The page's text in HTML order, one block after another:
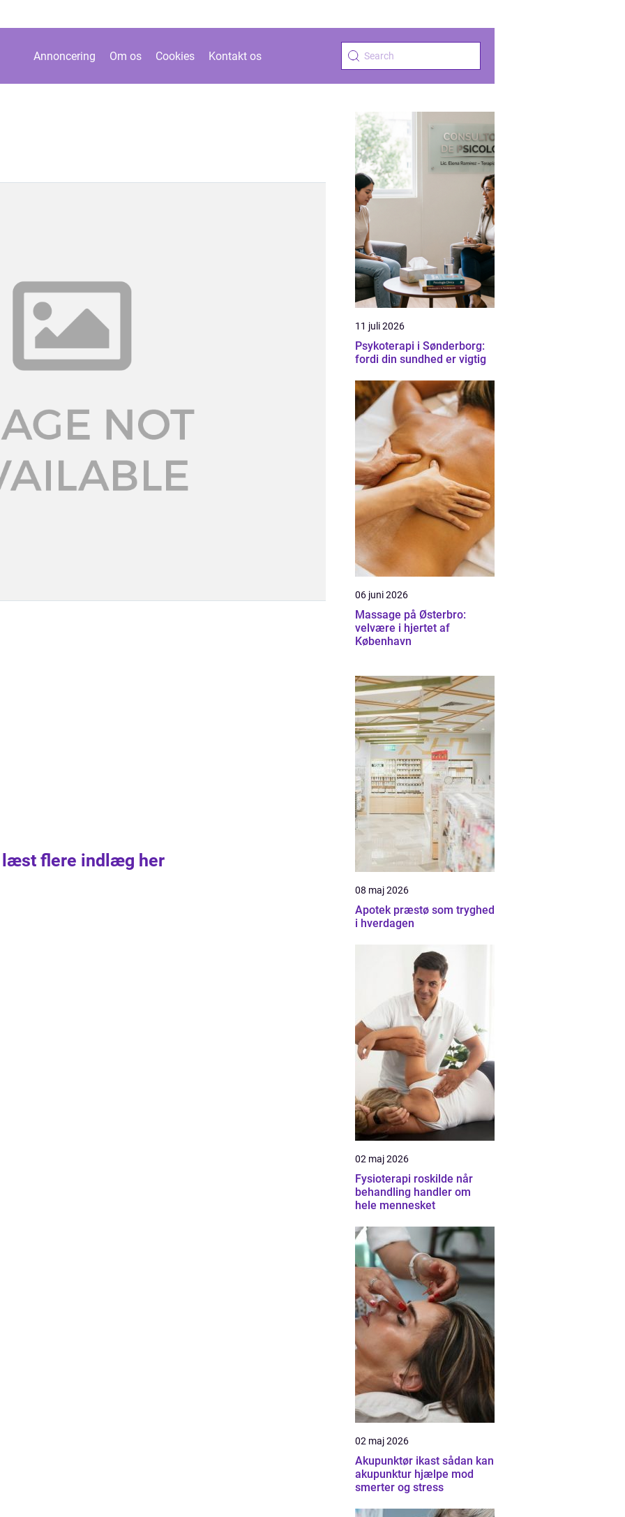
Annoncering Om os Cookies Kontakt os
læst flere indlæg her
11 juli 2026
Psykoterapi i Sønderborg:
fordi din sundhed er vigtig
06 juni 2026
Massage på Østerbro:
velvære i hjertet af
København
08 maj 2026
Apotek præstø som tryghed
i hverdagen
02 maj 2026
Fysioterapi roskilde når
behandling handler om
hele mennesket
02 maj 2026
Akupunktør ikast sådan kan
akupunktur hjælpe mod
smerter og stress